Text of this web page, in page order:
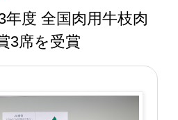
度 全国肉用牛枝肉
3席を受賞